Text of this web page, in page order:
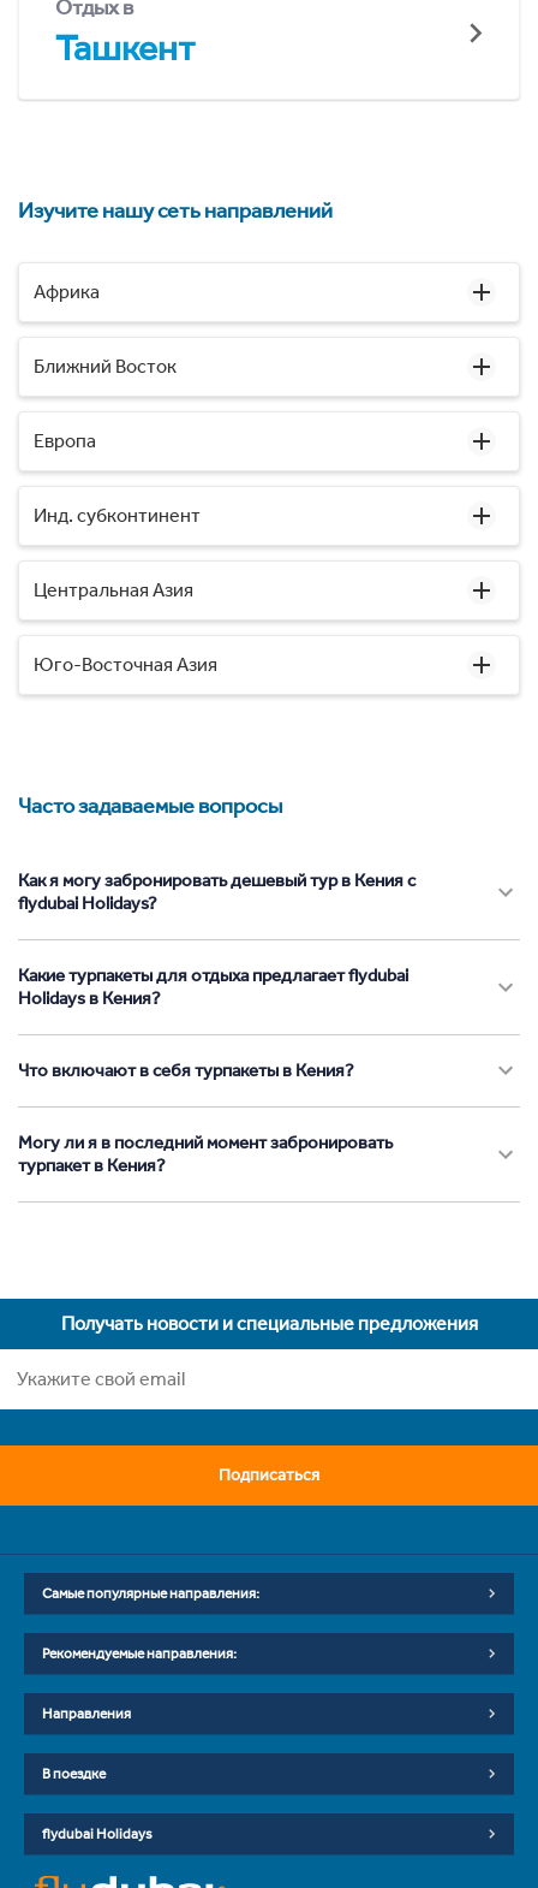
Отдых в
Ташкент
Изучите нашу сеть направлений
Африка
Ближний Восток
Европа
Инд. субконтинент
Центральная Азия
Юго-Восточная Азия
Часто задаваемые вопросы
Как я могу забронировать дешевый тур в Кения с
flydubai Holidays?
Какие турпакеты для отдыха предлагает flydubai
Holidays в Кения?
Что включают в себя турпакеты в Кения?
Могу ли я в последний момент забронировать
турпакет в Кения?
Получать новости и специальные предложения
Подписаться
Самые популярные направления:
Рекомендуемые направления:
Направления
В поездке
flydubai Holidays